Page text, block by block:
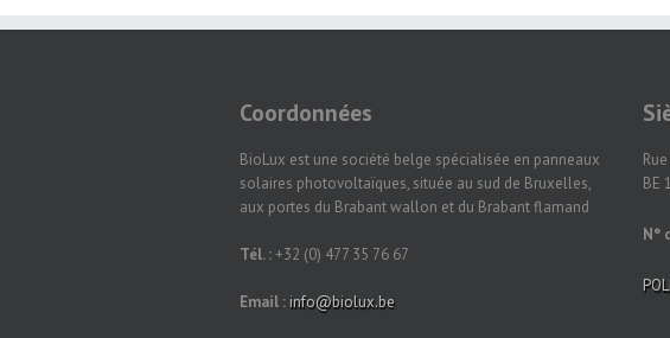
Coordonnées
BioLux est une société belge spécialisée en panneaux
solaires photovoltaïques, située au sud de Bruxelles,
aux portes du Brabant wallon et du Brabant flamand
Tél. :+32 (0) 477 35 76 67
Email : info@biolux.be
BE
N°